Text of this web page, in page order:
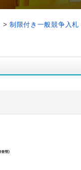
> 制限付き一般競争入札